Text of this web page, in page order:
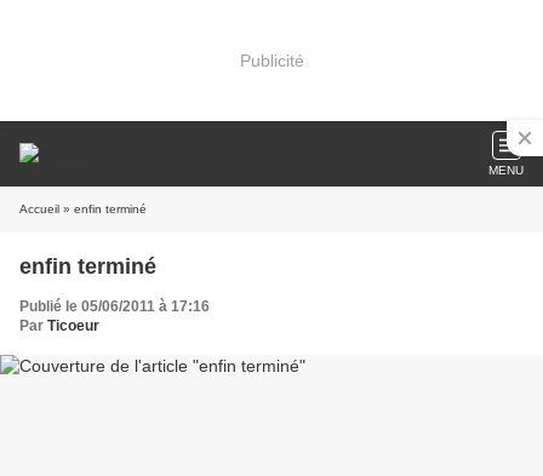
Publicité
MENU
Accueil » enfin terminé
enfin terminé
Publié le 05/06/2011 à 17:16
Par Ticoeur